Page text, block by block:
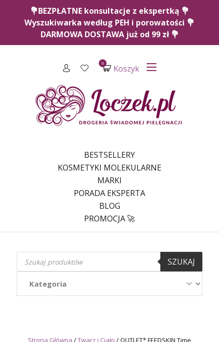
💐BEZPŁATNE konsultacje z ekspertką 💐
Wyszukiwarka według PEH i porowatości 💐
DARMOWA DOSTAWA już od 99 zł 💐
Koszyk
0
BESTSELLERY
KOSMETYKI MOLEKULARNE
MARKI
PORADA EKSPERTA
BLOG
PROMOCJA 🚀
Wyszukiwarka
produktów
SZUKAJ
Strona Główna /Twarz i Ciało /OUTLET* FEEDSKIN Time